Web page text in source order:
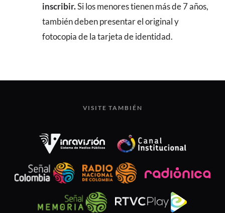
inscribir.Si los menores tienen más de 7 años,
también deben presentar el original y
fotocopia de la tarjeta de identidad.
VISITE TAMBIÉN